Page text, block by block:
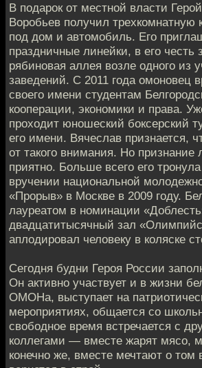
В подарок от местной власти
Воробьев получил трехкомнатную
под дом и автомобиль. Его
праздничные линейки, в его честь
рябиновая аллея возле одного из
заведений. С 2011 года омоновец
своего имени студентам
кооперации, экономики и права.
проходит юношеский боксерский
его имени. Вячеслав признается,
от такого внимания. Но
приятно. Больше всего его
вручении национальной
«Прорыв» в Москве в 2009 году.
лауреатом в номинации
двадцатитысячный зал
аплодировал человеку в коляске
Сегодня будни Героя России
Он активно участвует и в жизни
ОМОНа, выступает на
мероприятиях, общается со
свободное время встречается с
коллегами — вместе жарят мясо,
конечно же, вместе мечтают о том